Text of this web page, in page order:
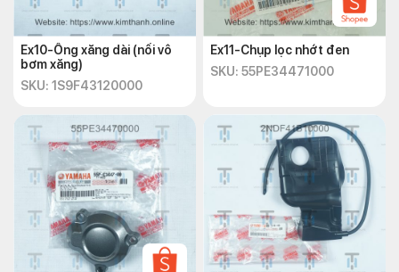
Ex10-Ống xăng dài (nối vô
bơm xăng)
SKU: 1S9F43120000
Ex11-Chụp lọc nhớt đen
SKU: 55PE34471000